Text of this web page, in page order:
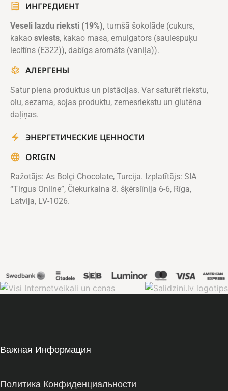
ИНГРЕДИЕНТ
Veseli lazdu rieksti (19%), tumšā šokolāde (cukurs,
kakao sviests, kakao masa, emulgators (saulespuķu
lecitīns (E322)), dabīgs aromāts (vaniļa)).
АЛЕРГЕНЫ
Satur piena produktus un pistācijas. Var saturēt riekstu,
olu, sezama, sojas produktu, zemesriekstu un glutēna
daļiņas.
ЭНЕРГЕТИЧЕСКИЕ ЦЕННОСТИ
ORIGIN
Ražotājs: As Bolçi Chocolate, Turcija. Izplatītājs: SIA
“Tirgus Online”, Čiekurkalna 8. šķērslīnija 6-6, Rīga,
Latvija, LV-1026.
Важная Информация
Политика Конфиденциальности